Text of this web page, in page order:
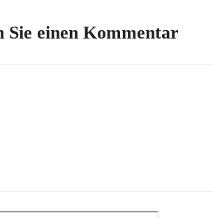
Sie einen Kommentar